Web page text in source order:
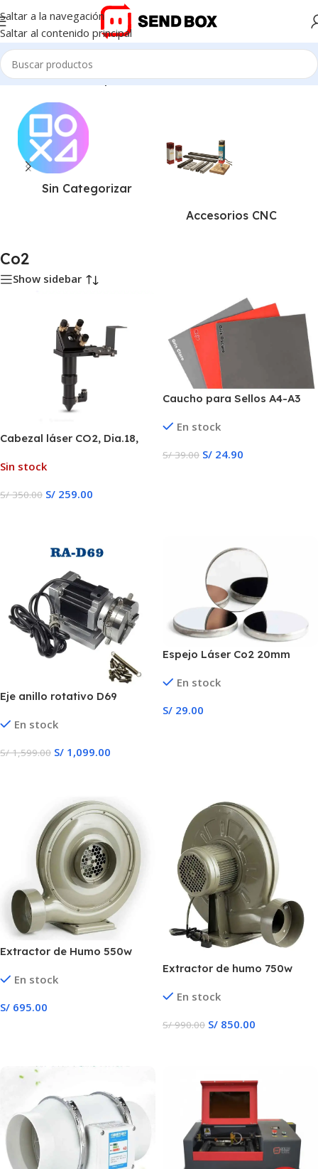
Saltar a la navegación
Saltar al contenido principal
Inicio/Productos etiquetados “Co2”
Sin Categorizar
Accesorios CNC
Co2
Show sidebar
Cabezal láser CO2, Dia.18,
FL50.8/63,5/101,6mm
(negro)
Sin stock
S/350.00 S/ 259.00
Caucho para Sellos A4-A3
En stock
S/39.00 S/ 24.90
Eje anillo rotativo D69
En stock
S/1,599.00 S/ 1,099.00
Espejo Láser Co2 20mm
En stock
S/ 29.00
Extractor de Humo 550w
En stock
S/ 695.00
Extractor de humo 750w
En stock
S/990.00 S/ 850.00